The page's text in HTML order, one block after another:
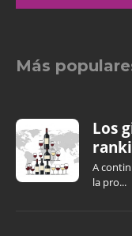
Más
Los
A
la pro...